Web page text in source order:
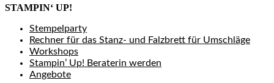
STAMPIN‘ UP!
Stempelparty
Rechner für das Stanz- und Falzbrett für Umschläge
Workshops
Stampin’ Up! Beraterin werden
Angebote